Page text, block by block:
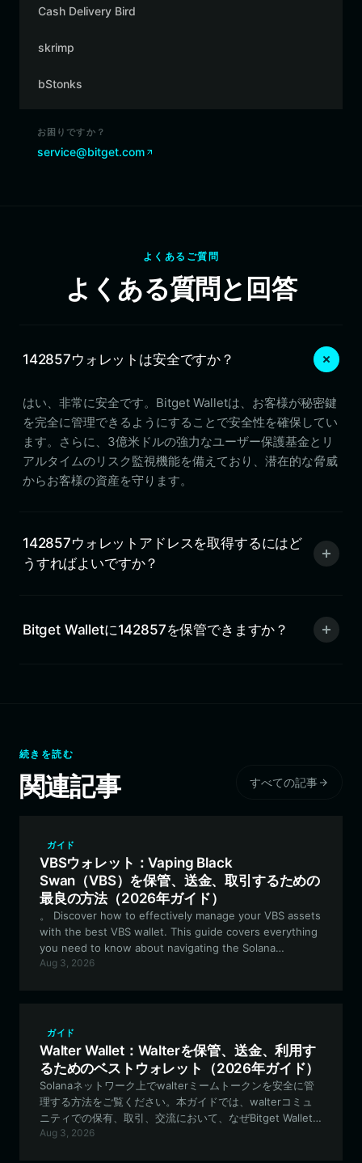
Cash Delivery Bird
skrimp
bStonks
お困りですか？
service@bitget.com
よくあるご質問
よくある質問と回答
142857ウォレットは安全ですか？
はい、非常に安全です。Bitget Walletは、お客様が秘密鍵
を完全に管理できるようにすることで安全性を確保してい
ます。さらに、3億米ドルの強力なユーザー保護基金とリ
アルタイムのリスク監視機能を備えており、潜在的な脅威
からお客様の資産を守ります。
142857ウォレットアドレスを取得するにはど
うすればよいですか？
Bitget Walletに142857を保管できますか？
続きを読む
関連記事 すべての記事
ガイド
VBSウォレット：Vaping Black
Swan（VBS）を保管、送金、取引するための
最良の方法（2026年ガイド）
。 Discover how to effectively manage your VBS assets
with the best VBS wallet. This guide covers everything
you need to know about navigating the Solana
ecosystem for Vaping Black Swan, from secure storage
navigating the Solana ecosystem for Vaping Black
Swan, from secure storage to executing rapid trades.
最適なVBSウォレットを使用してVBS資産を効果的に管理す
る方法を学びましょう。このガイドでは、安全な保管から
迅速な取引の実行まで、Vaping Black Swanのための
Solanaエコシステムのナビゲートについて知っておくべき
すべてのことを網羅しています。
Aug 3, 2026
ガイド
Walter Wallet：Walterを保管、送金、利用す
るためのベストウォレット（2026年ガイド）
Solanaネットワーク上でwalterミームトークンを安全に管
理する方法をご覧ください。本ガイドでは、walterコミュ
ニティでの保有、取引、交流において、なぜBitget Wallet
が最適な選択肢であるのかを解説します。
Aug 3, 2026